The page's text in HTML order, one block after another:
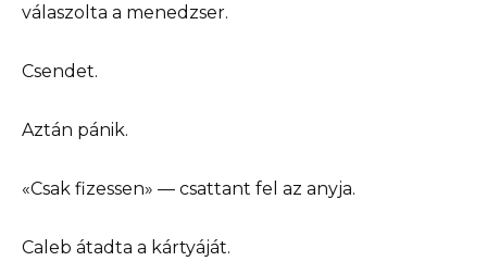
válaszolta a menedzser.
Csendet.
Aztán pánik.
«Csak fizessen» — csattant fel az anyja.
Caleb átadta a kártyáját.